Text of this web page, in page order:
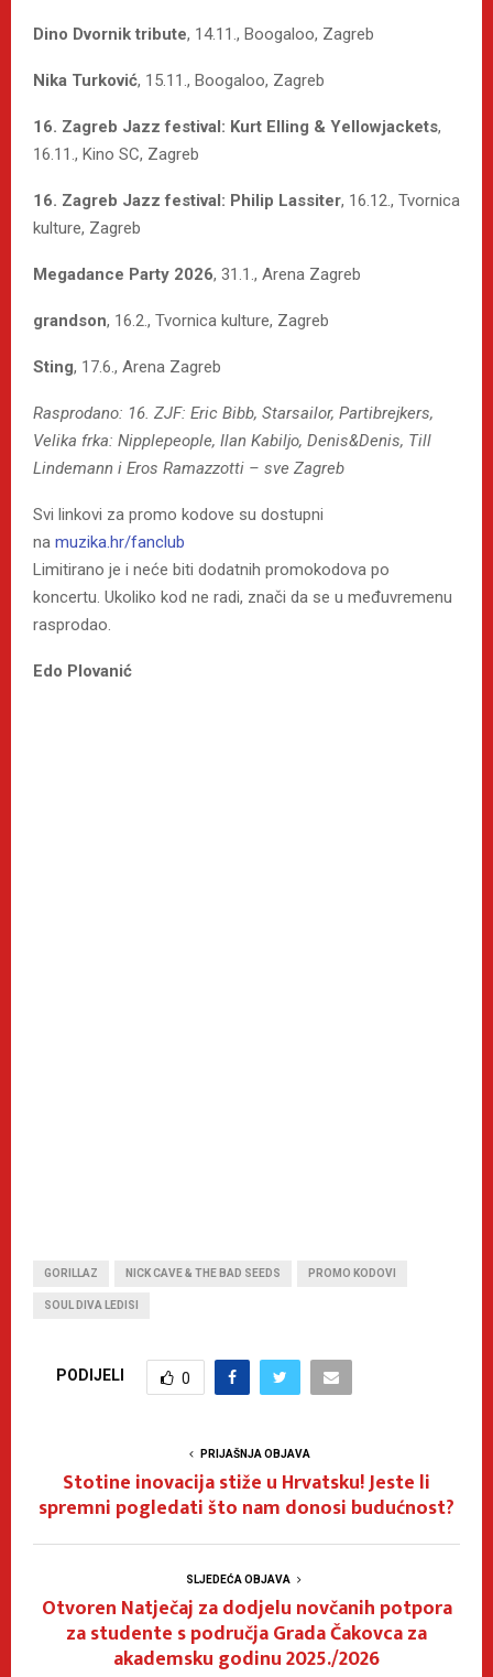
Dino Dvornik tribute, 14.11., Boogaloo, Zagreb
Nika Turković, 15.11., Boogaloo, Zagreb
16. Zagreb Jazz festival: Kurt Elling & Yellowjackets,
16.11., Kino SC, Zagreb
16. Zagreb Jazz festival: Philip Lassiter, 16.12., Tvornica
kulture, Zagreb
Megadance Party 2026, 31.1., Arena Zagreb
grandson, 16.2., Tvornica kulture, Zagreb
Sting, 17.6., Arena Zagreb
Rasprodano: 16. ZJF: Eric Bibb, Starsailor, Partibrejkers,
Velika frka: Nipplepeople, Ilan Kabiljo, Denis&Denis, Till
Lindemann i Eros Ramazzotti – sve Zagreb
Svi linkovi za promo kodove su dostupni
na muzika.hr/fanclub
Limitirano je i neće biti dodatnih promokodova po
koncertu. Ukoliko kod ne radi, znači da se u međuvremenu
rasprodao.
Edo Plovanić
GORILLAZ NICK CAVE & THE BAD SEEDS PROMO KODOVI
SOUL DIVA LEDISI
PODIJELI 0
PRIJAŠNJA OBJAVA
Stotine inovacija stiže u Hrvatsku! Jeste li
spremni pogledati što nam donosi budućnost?
SLJEDEĆA OBJAVA
Otvoren Natječaj za dodjelu novčanih potpora
za studente s područja Grada Čakovca za
akademsku godinu 2025./2026